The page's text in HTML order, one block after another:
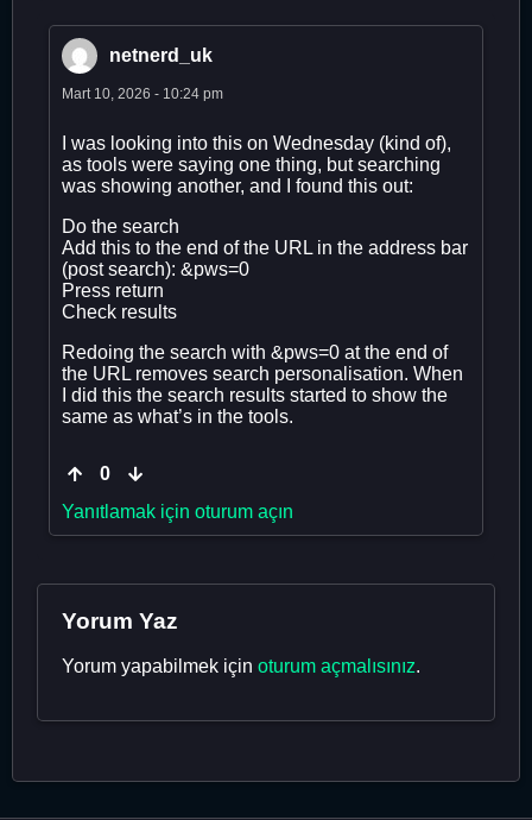
netnerd_uk
Mart 10, 2026 - 10:24 pm
I was looking into this on Wednesday (kind of),
as tools were saying one thing, but searching
was showing another, and I found this out:
Do the search
Add this to the end of the URL in the address bar
(post search): &pws=0
Press return
Check results
Redoing the search with &pws=0 at the end of
the URL removes search personalisation. When
I did this the search results started to show the
same as what’s in the tools.
0
Yanıtlamak için oturum açın
Yorum Yaz
Yorum yapabilmek için oturum açmalısınız.